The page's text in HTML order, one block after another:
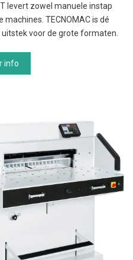
levert zowel manuele instap
TECNOMAC is dé
voor de grote formaten.
info